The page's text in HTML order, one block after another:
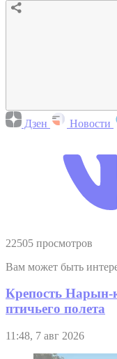
Дзен Новости
22505 просмотров
Вам может быть
Крепость Нарын-
птичьего полета
11:48, 7 авг 2026